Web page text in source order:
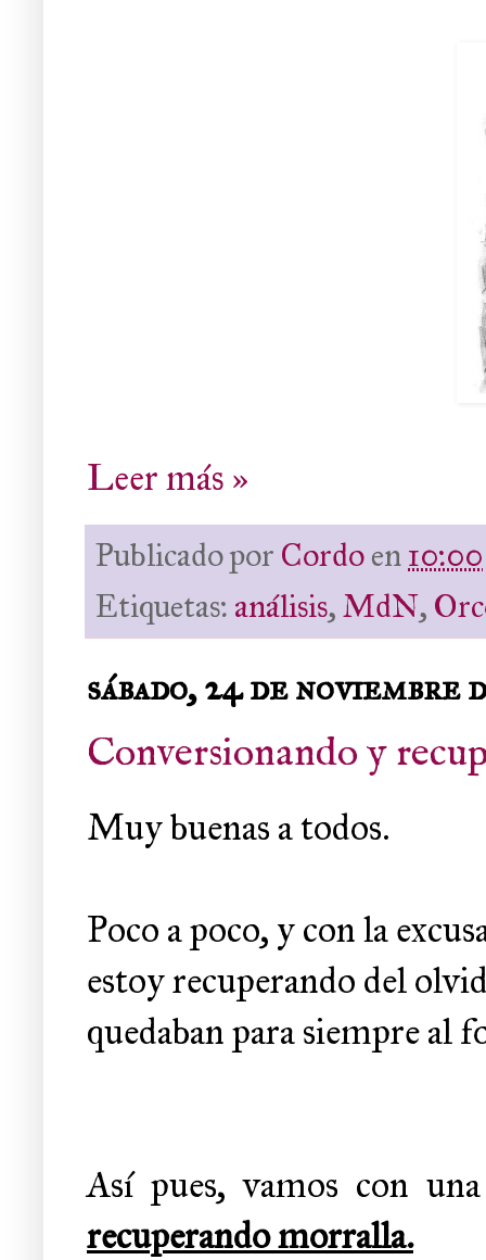
Leer más »
Publicado por Cordoen10:00
Etiquetas: análisis,MdN,
sábado, 24 de noviembre
Conversionando y
Muy buenas a todos.
Poco a poco, y con la
estoy recuperando del
quedaban para siempre al
Así pues, vamos con
recuperando morralla.